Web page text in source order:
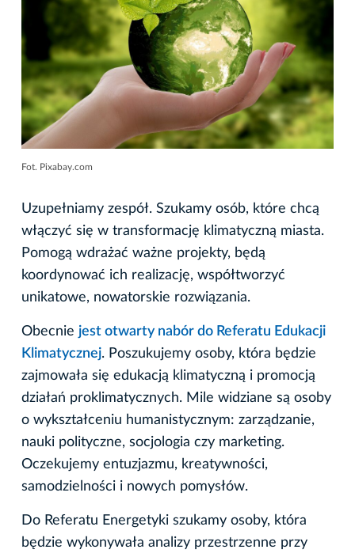
Fot. Pixabay.com
Uzupełniamy zespół. Szukamy osób, które chcą
włączyć się w transformację klimatyczną miasta.
Pomogą wdrażać ważne projekty, będą
koordynować ich realizację, współtworzyć
unikatowe, nowatorskie rozwiązania.
Obecnie jest otwarty nabór do Referatu Edukacji
Klimatycznej. Poszukujemy osoby, która będzie
zajmowała się edukacją klimatyczną i promocją
działań proklimatycznych. Mile widziane są osoby
o wykształceniu humanistycznym: zarządzanie,
nauki polityczne, socjologia czy marketing.
Oczekujemy entuzjazmu, kreatywności,
samodzielności i nowych pomysłów.
Do Referatu Energetyki szukamy osoby, która
będzie wykonywała analizy przestrzenne przy